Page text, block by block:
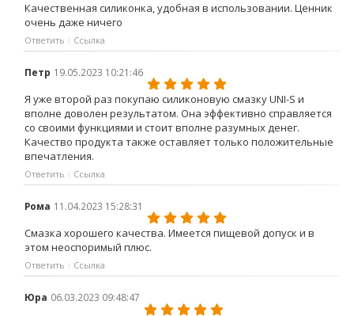
Качественная силиконка, удобная в использовании. Ценник
очень даже ничего
Ответить Ссылка
Петр 19.05.2023 10:21:46
Я уже второй раз покупаю силиконовую смазку UNI-S и
вполне доволен результатом. Она эффективно справляется
со своими функциями и стоит вполне разумных денег.
Качество продукта также оставляет только положительные
впечатления.
Ответить Ссылка
Рома 11.04.2023 15:28:31
Смазка хорошего качества. Имеется пищевой допуск и в
этом неоспоримый плюс.
Ответить Ссылка
Юра 06.03.2023 09:48:47